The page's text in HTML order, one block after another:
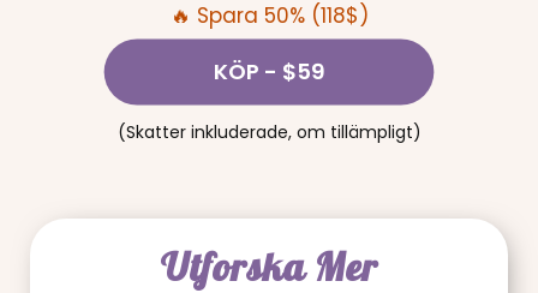
🔥 Spara 50% (118$)
KÖP - $59
(Skatter inkluderade, om tillämpligt)
Utforska Mer